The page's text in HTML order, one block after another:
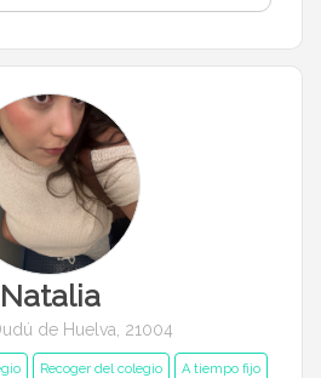
Natalia
de Huelva, 21004
Recoger del colegio A tiempo fijo